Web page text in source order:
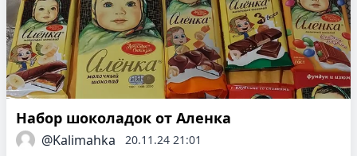
Набор шоколадок от Аленка
@Kalimahka 20.11.24 21:01